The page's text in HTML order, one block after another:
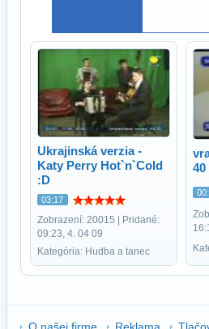
Ukrajinská verzia -
Katy Perry Hot`n`Cold
:D
03:17
Zobrazení: 20015 | Pridané:
09:23, 4. 04 09
Kategória: Hudba a tanec